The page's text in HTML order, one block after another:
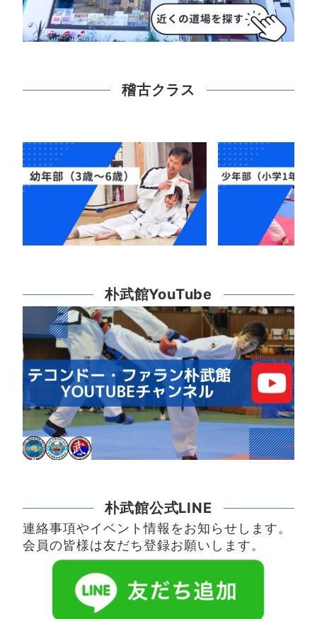
稽古クラス
朴武館YouTube
朴武館公式LINE
連絡事項やイベント情報をお知らせします。
会員の皆様は友だち登録お願いします。